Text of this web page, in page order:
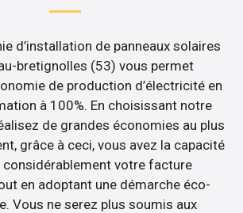
d’installation de panneaux solaires
bretignolles (53) vous permet
de production d’électricité en
à 100%. En choisissant notre
de grandes économies au plus
grâce à ceci, vous avez la capacité
considérablement votre facture
en adoptant une démarche éco-
Vous ne serez plus soumis aux